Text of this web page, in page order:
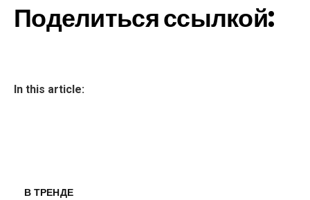
Поделиться ссылкой:
In this article:
В ТРЕНДЕ